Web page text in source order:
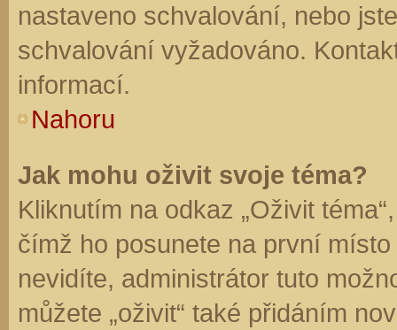
nastaveno schvalování, nebo
schvalování vyžadováno.
informací.
Nahoru
Jak mohu oživit svoje téma?
Kliknutím na odkaz „Oživit
čímž ho posunete na první
nevidíte, administrátor tuto
můžete „oživit“ také přidáním